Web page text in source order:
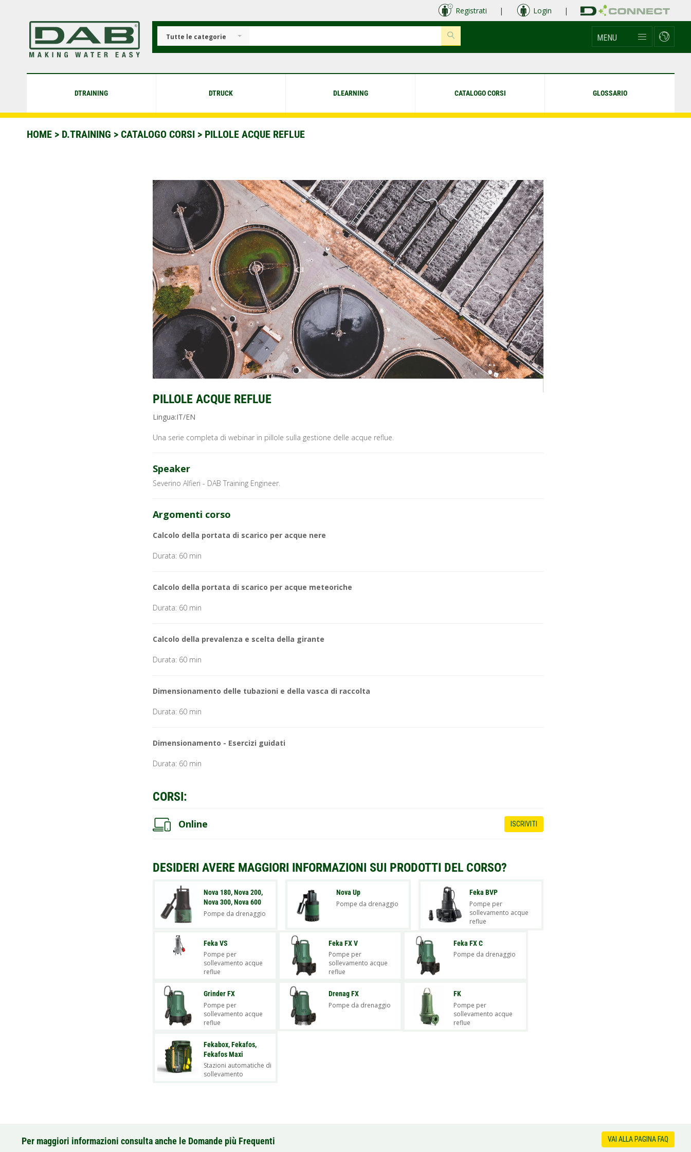
contenuto
Registrati | Login |
Tutte le categorie MENU
DTRAINING DTRUCK DLEARNING CATALOGO CORSI GLOSSARIO
HOME > D.TRAINING > CATALOGO CORSI > PILLOLE ACQUE REFLUE
PILLOLE ACQUE REFLUE
Lingua:IT/EN
Una serie completa di webinar in pillole sulla gestione delle acque reflue.
Speaker
Severino Alfieri - DAB Training Engineer.
Argomenti corso
Calcolo della portata di scarico per acque nere
Durata: 60 min
Calcolo della portata di scarico per acque meteoriche
Durata: 60 min
Calcolo della prevalenza e scelta della girante
Durata: 60 min
Dimensionamento delle tubazioni e della vasca di raccolta
Durata: 60 min
Dimensionamento - Esercizi guidati
Durata: 60 min
CORSI:
Online ISCRIVITI
DESIDERI AVERE MAGGIORI INFORMAZIONI SUI PRODOTTI DEL CORSO?
Nova 180, Nova 200,
Nova 300, Nova 600
Pompe da drenaggio
Nova Up
Pompe da drenaggio
Feka BVP
Pompe per
sollevamento acque
reflue
Feka VS
Pompe per
sollevamento acque
reflue
Feka FX V
Pompe per
sollevamento acque
reflue
Feka FX C
Pompe da drenaggio
Grinder FX
Pompe per
sollevamento acque
reflue
Drenag FX
Pompe da drenaggio
FK
Pompe per
sollevamento acque
reflue
Fekabox, Fekafos,
Fekafos Maxi
Stazioni automatiche di
sollevamento
Per maggiori informazioni consulta anche le Domande più Frequenti VAI ALLA PAGINA FAQ